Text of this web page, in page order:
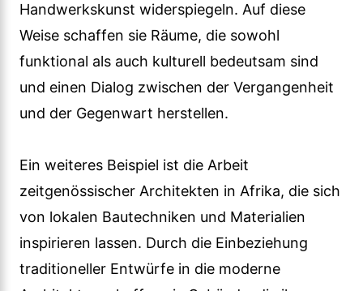
Handwerkskunst widerspiegeln. Auf diese
Weise schaffen sie Räume, die sowohl
funktional als auch kulturell bedeutsam sind
und einen Dialog zwischen der Vergangenheit
und der Gegenwart herstellen.
Ein weiteres Beispiel ist die Arbeit
zeitgenössischer Architekten in Afrika, die sich
von lokalen Bautechniken und Materialien
inspirieren lassen. Durch die Einbeziehung
traditioneller Entwürfe in die moderne